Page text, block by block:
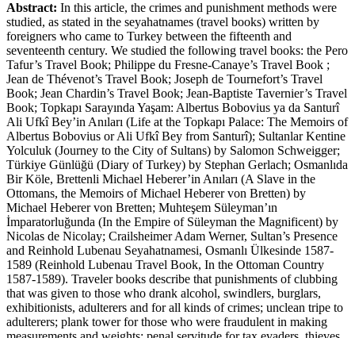
Abstract: In this article, the crimes and punishment methods were
studied, as stated in the seyahatnames (travel books) written by
foreigners who came to Turkey between the fifteenth and
seventeenth century. We studied the following travel books: the Pero
Tafur’s Travel Book; Philippe du Fresne-Canaye’s Travel Book ;
Jean de Thévenot’s Travel Book; Joseph de Tournefort’s Travel
Book; Jean Chardin’s Travel Book; Jean-Baptiste Tavernier’s Travel
Book; Topkapı Sarayında Yaşam: Albertus Bobovius ya da Santurî
Ali Ufkî Bey’in Anıları (Life at the Topkapı Palace: The Memoirs of
Albertus Bobovius or Ali Ufkî Bey from Santurî); Sultanlar Kentine
Yolculuk (Journey to the City of Sultans) by Salomon Schweigger;
Türkiye Günlüğü (Diary of Turkey) by Stephan Gerlach; Osmanlıda
Bir Köle, Brettenli Michael Heberer’in Anıları (A Slave in the
Ottomans, the Memoirs of Michael Heberer von Bretten) by
Michael Heberer von Bretten; Muhteşem Süleyman’ın
İmparatorluğunda (In the Empire of Süleyman the Magnificent) by
Nicolas de Nicolay; Crailsheimer Adam Werner, Sultan’s Presence
and Reinhold Lubenau Seyahatnamesi, Osmanlı Ülkesinde 1587-
1589 (Reinhold Lubenau Travel Book, In the Ottoman Country
1587-1589). Traveler books describe that punishments of clubbing
that was given to those who drank alcohol, swindlers, burglars,
exhibitionists, adulterers and for all kinds of crimes; unclean tripe to
adulterers; plank tower for those who were fraudulent in making